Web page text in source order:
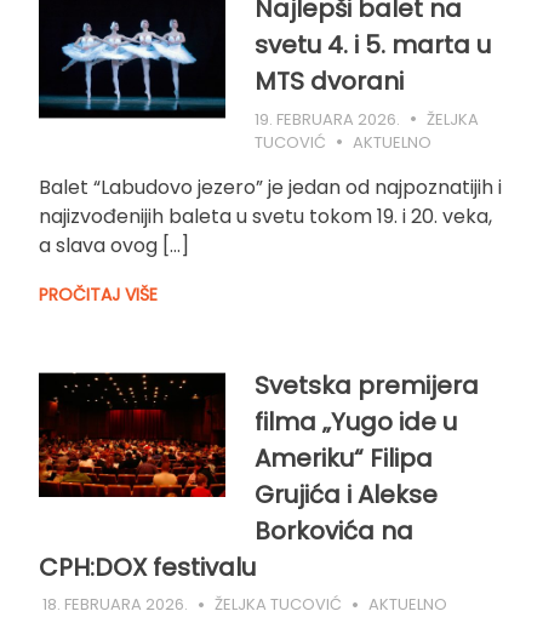
Najlepši balet na
svetu 4. i 5. marta u
MTS dvorani
19. FEBRUARA 2026.
ŽELJKA
TUCOVIĆ
AKTUELNO
Balet “Labudovo jezero” je jedan od najpoznatijih i
najizvođenijih baleta u svetu tokom 19. i 20. veka,
a slava ovog […]
PROČITAJ VIŠE
Svetska premijera
filma „Yugo ide u
Ameriku“ Filipa
Grujića i Alekse
Borkovića na
CPH:DOX festivalu
18. FEBRUARA 2026. ŽELJKA TUCOVIĆ AKTUELNO